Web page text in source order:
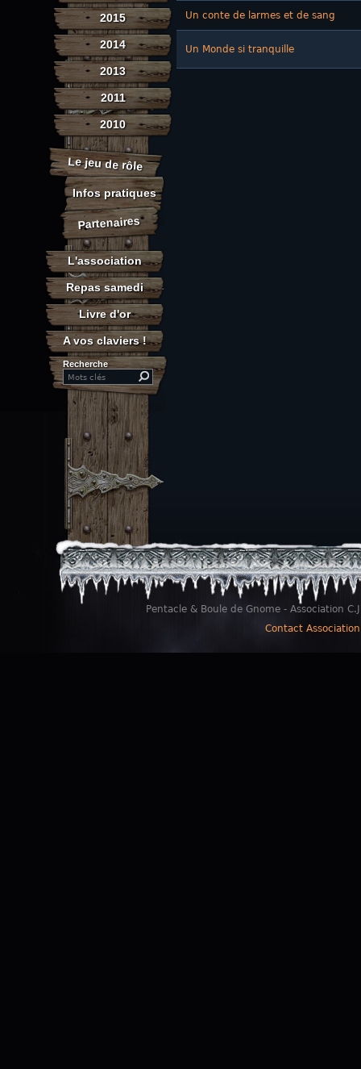
Un conte de larmes et de sang
Un Monde si tranquille
2015
2014
2013
2011
2010
Le jeu de rôle
Infos pratiques
Partenaires
L'association
Repas samedi
Livre d'or
A vos claviers !
Recherche
Search this site
Pentacle & Boule de Gnome - Association
Contact Association